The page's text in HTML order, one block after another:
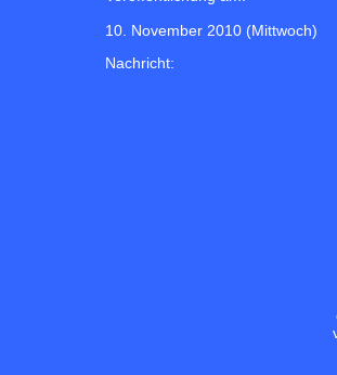
10. November 2010 (Mittwoch)
Nachricht: